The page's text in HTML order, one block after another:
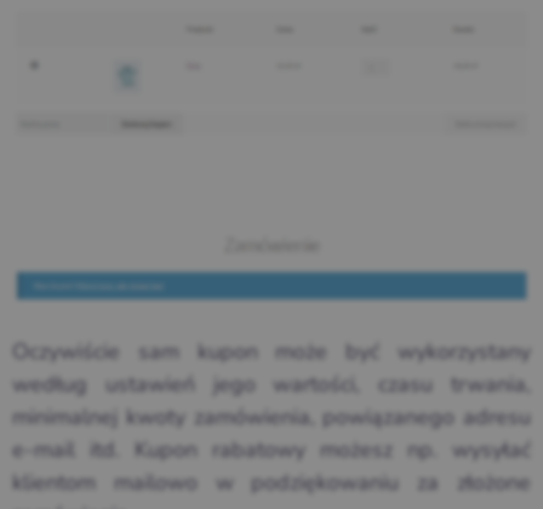
Oczywiście sam kupon może być wykorzystany
według ustawień jego wartości, czasu trwania,
minimalnej kwoty zamówienia, powiązanego adresu
e-mail itd. Kupon rabatowy możesz np. wysyłać
klientom mailowo w podziękowaniu za złożone